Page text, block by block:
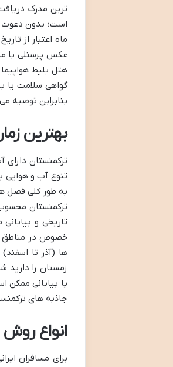
ترین مدرک
ماه اعتبار از
عکس پرسنلی با
هتل بلیط
گواهی سلامت یا
بنابراین توصیه
بهترین
ترکمنستان
تنوع آب و هوایی
به طور کلی فصل
ترکمنستان
تاریخی و
ها (آذر تا
زمستان را
یا بیابانی ممکن
جاذبه های
انواع روش
برای مسافران